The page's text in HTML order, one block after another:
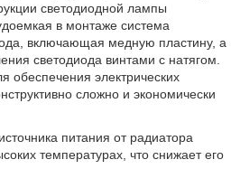
светодиодной лампы
в монтаже система
включающая медную пластину, а
светодиода винтами с натягом.
обеспечения электрических
сложно и экономически
питания от радиатора
температурах, что снижает его